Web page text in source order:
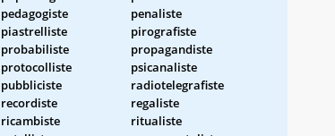
pedagogiste
penaliste
piastrelliste
pirografiste
probabiliste
propagandiste
protocolliste
psicanaliste
pubbliciste
radiotelegrafiste
recordiste
regaliste
ricambiste
ritualiste